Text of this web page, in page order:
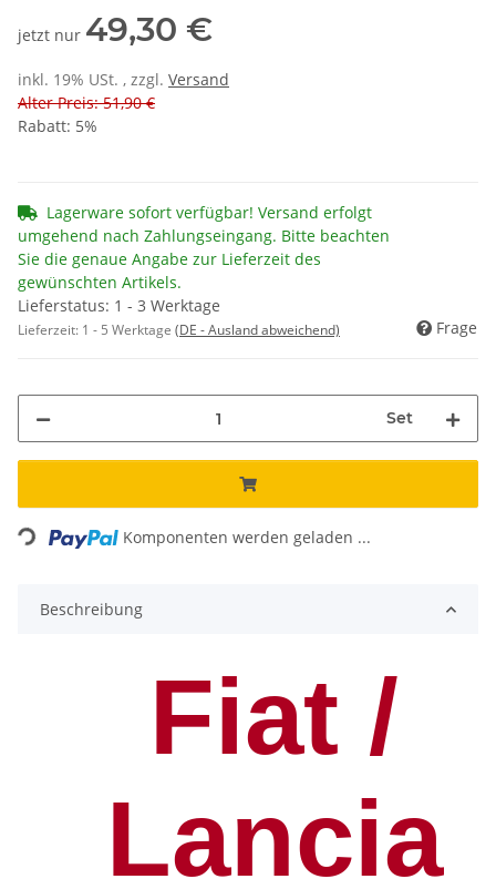
jetzt nur 49,30 €
inkl. 19% USt. , zzgl. Versand
Alter Preis: 51,90 €
Rabatt: 5%
Lagerware sofort verfügbar! Versand erfolgt
umgehend nach Zahlungseingang. Bitte beachten
Sie die genaue Angabe zur Lieferzeit des
gewünschten Artikels.
Lieferstatus: 1 - 3 Werktage
Lieferzeit: 1 - 5 Werktage (DE - Ausland abweichend) Frage
Set
Loading... Komponenten werden geladen ...
Beschreibung
Fiat /
Lancia